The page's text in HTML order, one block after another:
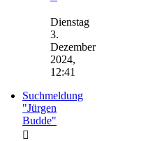
Beitrag
Dienstag
3.
Dezember
2024,
12:41
Suchmeldung
"Jürgen
Budde"